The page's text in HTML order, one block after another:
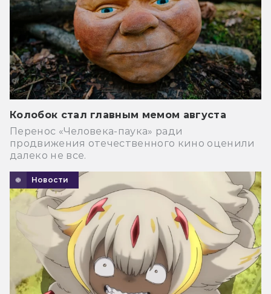
Колобок стал главным мемом августа
Перенос «Человека-паука» ради
продвижения отечественного кино оценили
далеко не все.
Новости